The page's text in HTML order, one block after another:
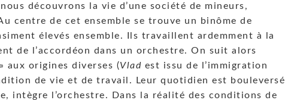
découvrons la vie d’une société de mineurs,
centre de cet ensemble se trouve un binôme de
élevés ensemble. Ils travaillent ardemment à la
de l’accordéon dans un orchestre. On suit alors
aux origines diverses (Vlad est issu de l’immigration
de vie et de travail. Leur quotidien est bouleversé
intègre l’orchestre. Dans la réalité des conditions de